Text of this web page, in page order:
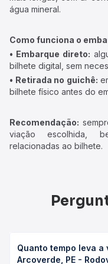
água mineral.
Como funciona o
• Embarque direto:
bilhete digital, sem
• Retirada no guichê:
bilhete físico antes do
Recomendação:
viação escolhida,
relacionadas ao bilhete.
Quanto tempo leva a
Arcoverde, PE -